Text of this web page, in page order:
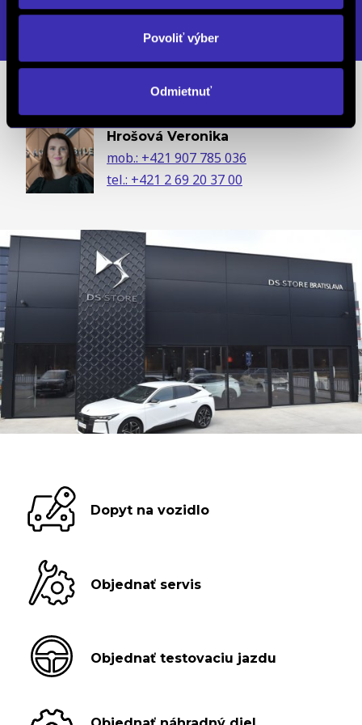
Povoliť výber
Odmietnuť
Hrošová Veronika
mob.: +421 907 785 036
tel.: +421 2 69 20 37 00
Dopyt na vozidlo
Objednať servis
Objednať testovaciu jazdu